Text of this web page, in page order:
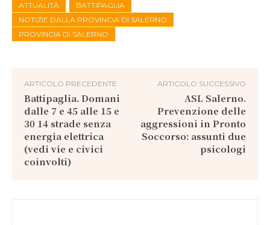
ATTUALITÀ
BATTIPAGLIA
NOTIZIE DALLA PROVINCIA DI SALERNO
PROVINCIA DI SALERNO
ARTICOLO PRECEDENTE
Battipaglia. Domani
dalle 7 e 45 alle 15 e
30 14 strade senza
energia elettrica
(vedi vie e civici
coinvolti)
ARTICOLO SUCCESSIVO
ASL Salerno.
Prevenzione delle
aggressioni in Pronto
Soccorso: assunti due
psicologi